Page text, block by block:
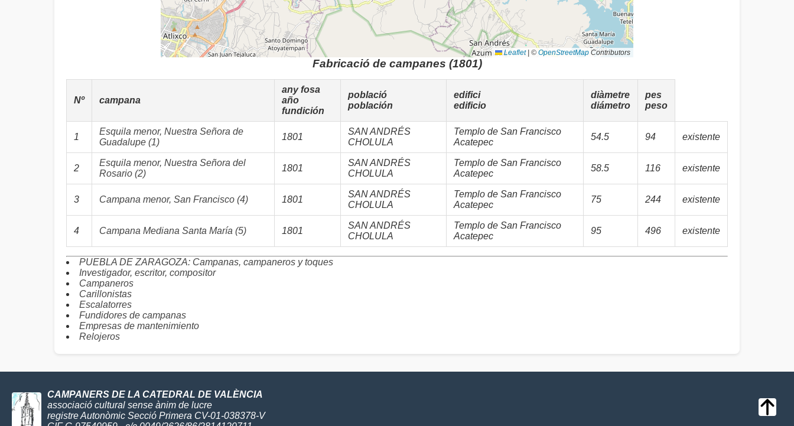
Leaflet © OpenStreetMap Contributors
Fabricació de campanes (1801)
Nº campana
any fosa
año
fundición
població
población
edifici
edificio
diàmetre
diámetro
pes
peso
1
Esquila menor, Nuestra Señora de
Guadalupe (1)
1801
SAN ANDRÉS
CHOLULA
Templo de San Francisco
Acatepec
54.5 94 existente
2
Esquila menor, Nuestra Señora del
Rosario (2)
1801
SAN ANDRÉS
CHOLULA
Templo de San Francisco
Acatepec
58.5 116 existente
3 Campana menor, San Francisco (4) 1801
SAN ANDRÉS
CHOLULA
Templo de San Francisco
Acatepec
75 244 existente
4 Campana Mediana Santa María (5) 1801
SAN ANDRÉS
CHOLULA
Templo de San Francisco
Acatepec
95 496 existente
PUEBLA DE ZARAGOZA: Campanas, campaneros y toques
Investigador, escritor, compositor
Campaneros
Carillonistas
Escalatorres
Fundidores de campanas
Empresas de mantenimiento
Relojeros
CAMPANERS DE LA CATEDRAL DE VALÈNCIA
associació cultural sense ànim de lucre
registre Autonòmic Secció Primera CV-01-038378-V